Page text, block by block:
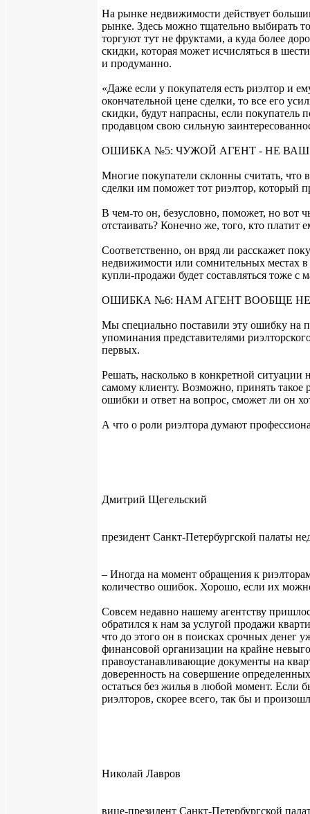
На рынке недвижимости действует
рынке. Здесь можно тщательно выбирать
торгуют тут не фруктами, а куда более
скидки, которая может исчисляться в
и продуманно.
«Даже если у покупателя есть риэлтор и
окончательной цене сделки, то все его
скидки, будут напрасны, если покупатель
продавцом свою сильную
ОШИБКА №5: ЧУЖОЙ АГЕНТ - НЕ ВАШ
Многие покупатели склонны считать, что
сделки им поможет тот риэлтор, который
В чем-то он, безусловно, поможет, но вот
отстаивать? Конечно же, того, кто платит
Соответственно, он вряд ли расскажет
недвижимости или сомнительных местах
купли-продажи будет составляться тоже
ОШИБКА №6: НАМ АГЕНТ ВООБЩЕ
Мы специально поставили эту ошибку на
упоминания представителями
первых.
Решать, насколько в конкретной
самому клиенту. Возможно, принять
ошибки и ответ на вопрос, сможет ли он
А что о роли риэлтора думают
Дмитрий Щегельский
президент Санкт-Петербургской палаты
– Иногда на момент обращения к
количество ошибок. Хорошо, если их
Совсем недавно нашему агентству
обратился к нам за услугой продажи
что до этого он в поисках срочных денег
финансовой организации на крайне
правоустанавливающие документы на
доверенность на совершение
остаться без жилья в любой момент. Если
риэлторов, скорее всего, так бы и
Николай Лавров
вице-президент Санкт-Петербургской